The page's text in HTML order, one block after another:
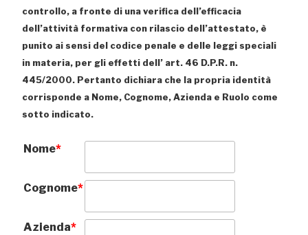
controllo, a fronte di una verifica dell’efficacia
dell’attività formativa con rilascio dell’attestato, è
punito ai sensi del codice penale e delle leggi speciali
in materia, per gli effetti dell’ art. 46 D.P.R. n.
445/2000. Pertanto dichiara che la propria identità
corrisponde a Nome, Cognome, Azienda e Ruolo come
sotto indicato.
Nome*
Cognome*
Azienda*